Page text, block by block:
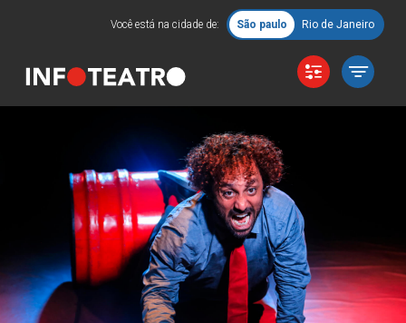
Você está na cidade de: São paulo Rio de Janeiro